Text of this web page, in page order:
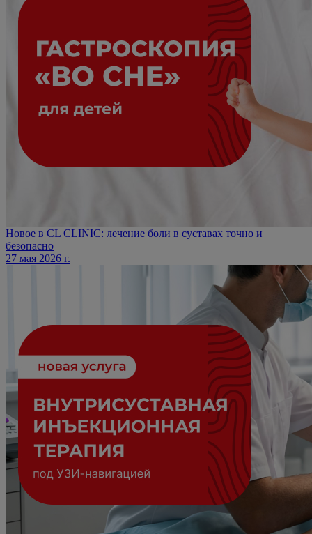
Новое в CL CLINIC: лечение боли в суставах точно и
безопасно
27 мая 2026 г.